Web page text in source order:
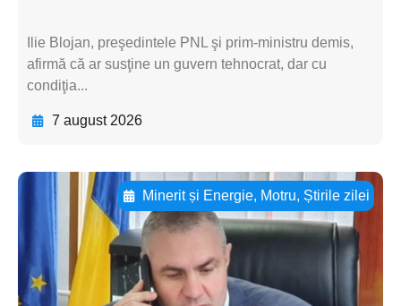
Ilie Blojan, preşedintele PNL şi prim-ministru demis,
afirmă că ar susţine un guvern tehnocrat, dar cu
condiţia...
7 august 2026
Minerit și Energie, Motru, Știrile zilei
Adaugă aici textul pentru
subtitluAdaugă aici
textul pentru